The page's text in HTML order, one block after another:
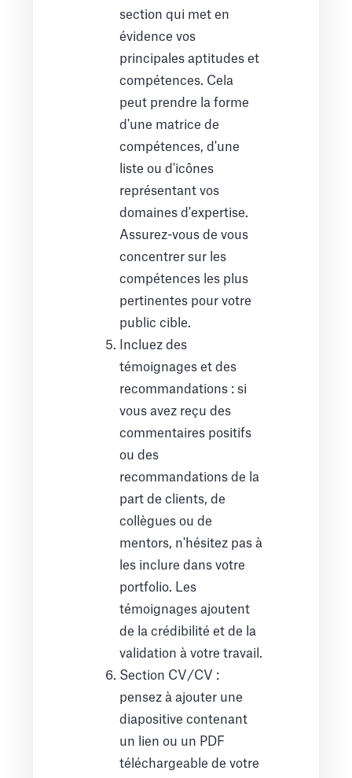
section qui met en
évidence vos
principales aptitudes et
compétences. Cela
peut prendre la forme
d'une matrice de
compétences, d'une
liste ou d'icônes
représentant vos
domaines d'expertise.
Assurez-vous de vous
concentrer sur les
compétences les plus
pertinentes pour votre
public cible.
Incluez des
témoignages et des
recommandations : si
vous avez reçu des
commentaires positifs
ou des
recommandations de la
part de clients, de
collègues ou de
mentors, n'hésitez pas à
les inclure dans votre
portfolio. Les
témoignages ajoutent
de la crédibilité et de la
validation à votre travail.
Section CV/CV :
pensez à ajouter une
diapositive contenant
un lien ou un PDF
téléchargeable de votre